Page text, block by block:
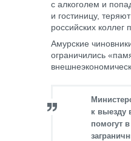
с алкоголем и
и гостиницу,
российских коллег
Амурские
ограничились
к выезду
помогут